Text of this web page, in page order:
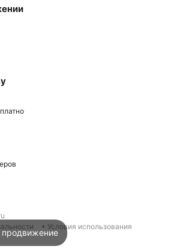
• Условия использования
продвижение